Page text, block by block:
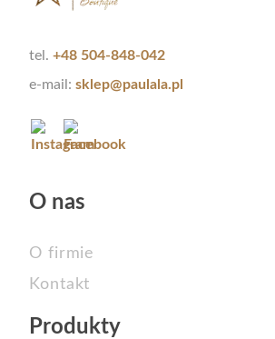
tel. +48 504-848-042
e-mail: sklep@paulala.pl
O nas
O firmie
Kontakt
Produkty